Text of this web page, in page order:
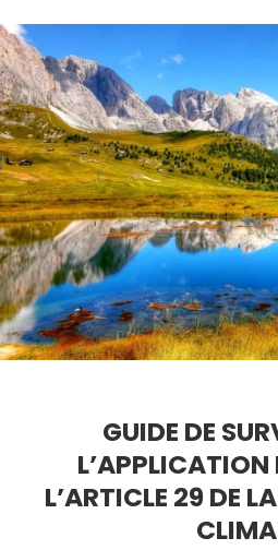
GUIDE DE
L’APPLICATION
L’ARTICLE 29 DE